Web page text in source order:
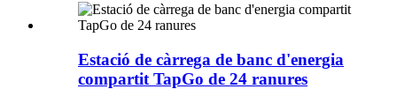
Estació de càrrega de banc d'energia
compartit TapGo de 24 ranures